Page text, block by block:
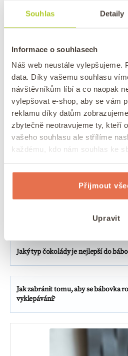
Souhlas Detaily
Informace o souhlasech
Náš web neustále vylepšujeme.
data. Díky vašemu souhlasu
návštěvníkům líbí a co naopak
vylepšovat e-shop, aby se vám
reklamu díky datům
zbytečně neotravujeme ty, kteří
vašeho souhlasu ale střílíme
každému, kdo nám souhlas ke
Přijmout
Upravit
Často kladené otázky
Na kolik stupňů se bábovka s
Jak dlouho vydrží bábovka s
Můžu použít i jiný olej než kokosový?
Mám kokosový olej rozehřát, než ho
Jaký typ čokolády je nejlepší do
Jak zabránit tomu, aby se bábovka
vyklepávání?